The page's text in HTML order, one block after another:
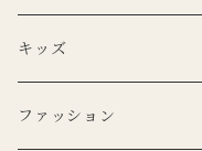
BERTOZZI
Lino e Lina
BERTOZZI
CARRON
3RD CERAMICS
ボウル
CARRON
マグカップ
ポータブルランプ
マイクロシリーズ
LEDキャンドル
キッズ
ぬいぐるみ
ファッション